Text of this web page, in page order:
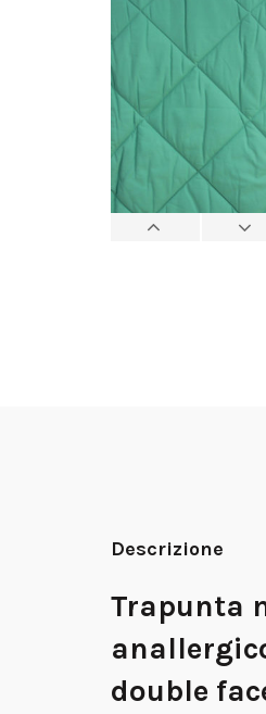
Descrizione
Trapunta
double